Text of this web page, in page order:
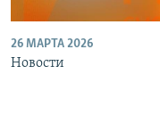
26 МАРТА 2026
Новости